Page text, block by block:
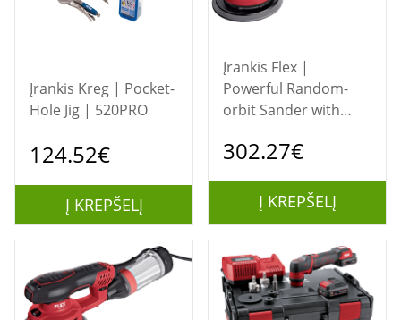
Įrankis Kreg | Pocket-
Hole Jig | 520PRO
124.52€
Į KREPŠELĮ
Įrankis Flex |
Powerful Random-
orbit Sander with
mm | ORE 3-150 EC
302.27€
Į KREPŠELĮ